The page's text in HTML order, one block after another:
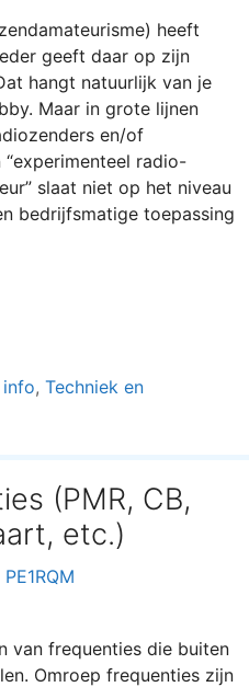
heeft
geeft daar op zijn
hangt natuurlijk van je
Maar in grote lijnen
en/of
radio-
slaat niet op het niveau
bedrijfsmatige toepassing
, Techniek en
(PMR, CB,
etc.)
van frequenties die buiten
Omroep frequenties zijn